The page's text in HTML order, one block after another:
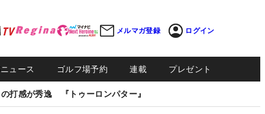
メルマガ登録 ログイン
ュース ゴルフ場予約 連載 プレゼント
打感が秀逸 『トゥーロンパター』